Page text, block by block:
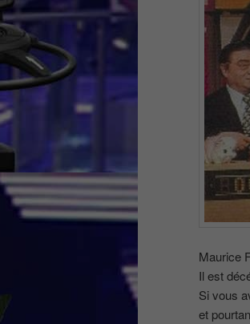
Maurice
Il est
Si vous
et